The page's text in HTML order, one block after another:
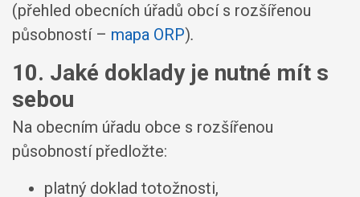
(přehled obecních úřadů obcí s rozšířenou
působností – mapa ORP).
10. Jaké doklady je nutné mít s
sebou
Na obecním úřadu obce s rozšířenou
působností předložte:
platný doklad totožnosti,